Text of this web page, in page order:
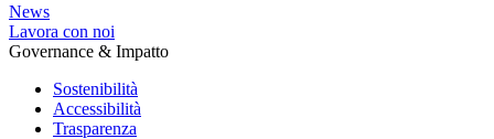
News
Lavora con noi
Governance & Impatto
Sostenibilità
Accessibilità
Trasparenza